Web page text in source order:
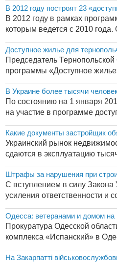
В 2012 году построят 23
В 2012 году в рамках
которым ведется с 2010
Доступное жилье для
Председатель
программы «Доступное
В Украине более тысячи
По состоянию на 1 января
на участие в программе
Какие документы застройщик
Украинский рынок
сдаются в эксплуатацию
Штрафы за нарушения при
С вступлением в силу
усиления ответственности и
Одесса: ветеранами и домом на
Прокуратура Одесской
комплекса «Испанский» в
На Закарпатті